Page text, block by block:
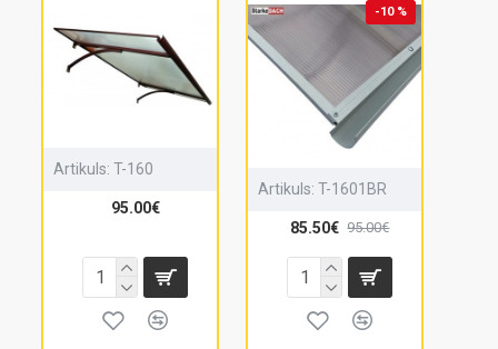
Artikuls: T-160
95.00€
-10 %
Artikuls: T-1601BR
85.50€ 95.00€